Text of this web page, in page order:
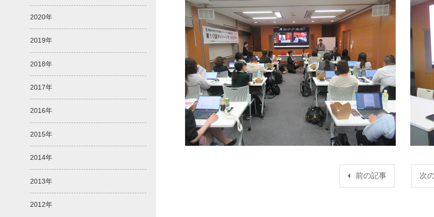
前の記事 次
2020年
2019年
2018年
2017年
2016年
2015年
2014年
2013年
2012年